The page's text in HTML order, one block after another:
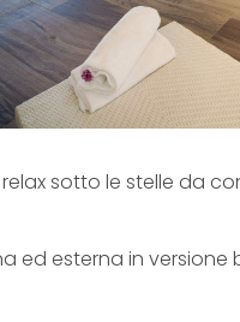
sotto le stelle da
ed esterna in versione